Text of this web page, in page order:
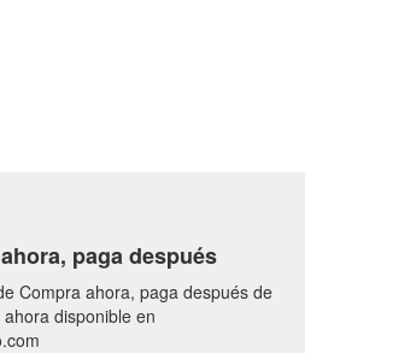
paga después
Compra ahora, paga después de
disponible en